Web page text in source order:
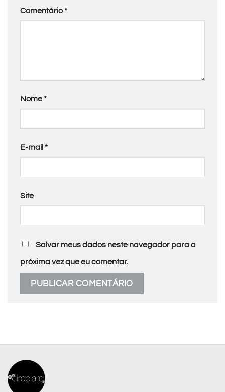
Comentário*
Nome*
E-mail*
Site
Salvar meus dados neste navegador para a
próxima vez que eu comentar.